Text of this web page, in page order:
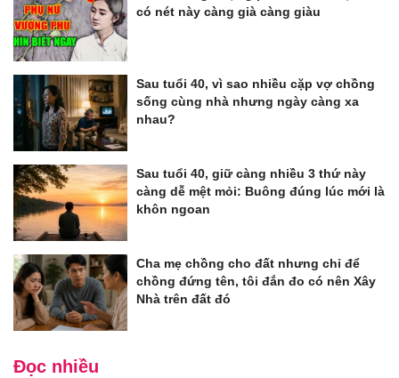
có nét này càng già càng giàu
Sau tuổi 40, vì sao nhiều cặp vợ chồng
sống cùng nhà nhưng ngày càng xa
nhau?
Sau tuổi 40, giữ càng nhiều 3 thứ này
càng dễ mệt mỏi: Buông đúng lúc mới là
khôn ngoan
Cha mẹ chồng cho đất nhưng chỉ để
chồng đứng tên, tôi đắn đo có nên Xây
Nhà trên đất đó
Đọc nhiều